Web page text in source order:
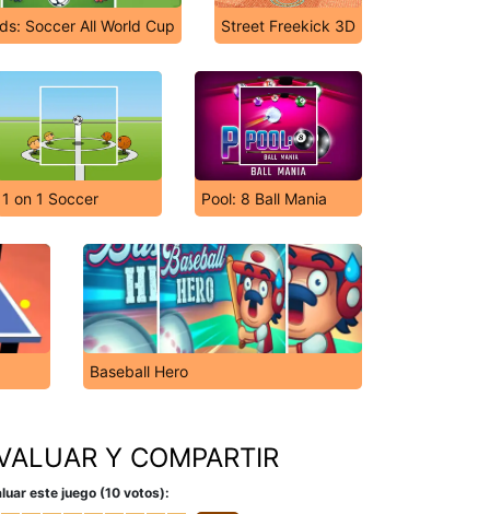
Soccer All World Cup Street Freekick 3D
1 on 1 Soccer Pool: 8 Ball Mania
Baseball Hero
Y COMPARTIR
este juego (10 votos):